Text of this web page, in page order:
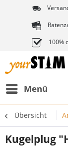
100%
Menü
Übersicht
Kugelplug